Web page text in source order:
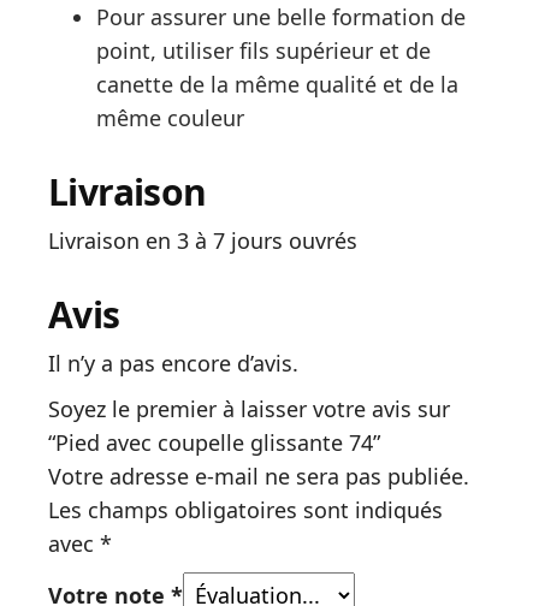
Pour assurer une belle formation de
point, utiliser fils supérieur et de
canette de la même qualité et de la
même couleur
Livraison
Livraison en 3 à 7 jours ouvrés
Avis
Il n’y a pas encore d’avis.
Soyez le premier à laisser votre avis sur
“Pied avec coupelle glissante 74”
Votre adresse e-mail ne sera pas publiée.
Les champs obligatoires sont indiqués
avec *
Votre note *